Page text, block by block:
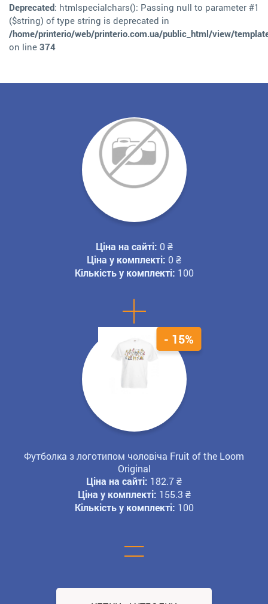
Deprecated: htmlspecialchars(): Passing null to parameter #1
($string) of type string is deprecated in
/home/printerio/web/printerio.com.ua/public_html/view/
on line 374
+
Ціна на сайті: 0 ₴
Ціна у комплекті: 0 ₴
Кількість у комплекті: 100
- 15%
Футболка з логотипом чоловіча Fruit of the Loom
Original
Ціна на сайті: 182.7₴
Ціна у комплекті: 155.3 ₴
Кількість у комплекті: 100
=